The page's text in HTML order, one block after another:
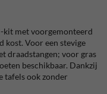
kit met voorgemonteerd
kost. Voor een stevige
draadstangen; voor gras
beschikbaar. Dankzij
tafels ook zonder